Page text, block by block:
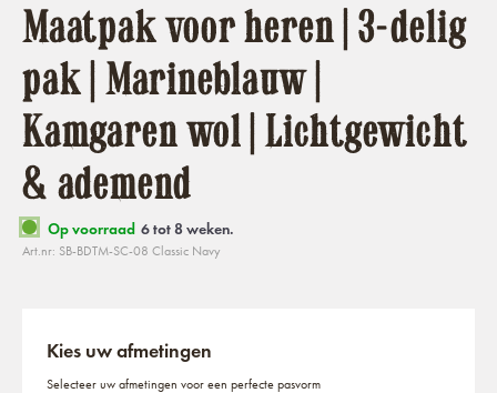
Maatpak voor heren | 3-delig
pak | Marineblauw |
Kamgaren wol | Lichtgewicht
& ademend
Op voorraad 6 tot 8 weken.
Art.nr: SB-BDTM-SC-08 Classic Navy
Kies uw afmetingen
Selecteer uw afmetingen voor een perfecte pasvorm